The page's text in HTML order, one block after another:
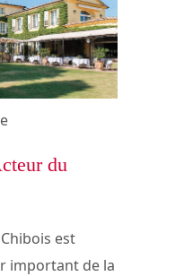
du
est
important de la